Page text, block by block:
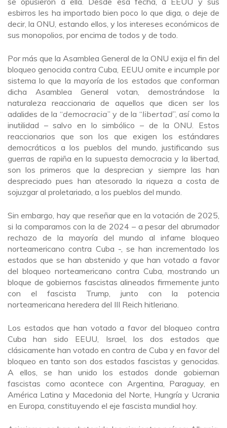
esbirros les ha importado bien poco lo que diga, o deje de
decir, la ONU, estando ellos, y los intereses económicos de
sus monopolios, por encima de todos y de todo.
Por más que la Asamblea General de la ONU exija el fin del
bloqueo genocida contra Cuba, EEUU omite e incumple por
sistema lo que la mayoría de los estados que conforman
dicha Asamblea General votan, demostrándose la
naturaleza reaccionaria de aquellos que dicen ser los
adalides de la “democracia” y de la “libertad”, así como la
inutilidad – salvo en lo simbólico – de la ONU. Estos
reaccionarios que son los que exigen los estándares
democráticos a los pueblos del mundo, justificando sus
guerras de rapiña en la supuesta democracia y la libertad,
son los primeros que la desprecian y siempre las han
despreciado pues han atesorado la riqueza a costa de
sojuzgar al proletariado, a los pueblos del mundo.
Sin embargo, hay que reseñar que en la votación de 2025,
si la comparamos con la de 2024 – a pesar del abrumador
rechazo de la mayoría del mundo al infame bloqueo
norteamericano contra Cuba -, se han incrementado los
estados que se han abstenido y que han votado a favor
del bloqueo norteamericano contra Cuba, mostrando un
bloque de gobiernos fascistas alineados firmemente junto
con el fascista Trump, junto con la potencia
norteamericana heredera del III Reich hitleriano.
Los estados que han votado a favor del bloqueo contra
Cuba han sido EEUU, Israel, los dos estados que
clásicamente han votado en contra de Cuba y en favor del
bloqueo en tanto son dos estados fascistas y genocidas.
A ellos, se han unido los estados donde gobiernan
fascistas como acontece con Argentina, Paraguay, en
América Latina y Macedonia del Norte, Hungría y Ucrania
en Europa, constituyendo el eje fascista mundial hoy.